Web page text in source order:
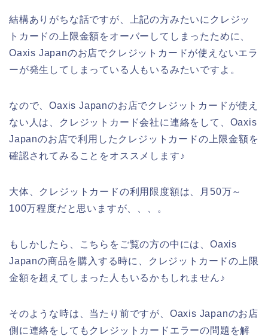
結構ありがちな話ですが、上記の方みたいにクレジッ
トカードの上限金額をオーバーしてしまったために、
Oaxis Japanのお店でクレジットカードが使えないエラ
ーが発生してしまっている人もいるみたいですよ。
なので、Oaxis Japanのお店でクレジットカードが使え
ない人は、クレジットカード会社に連絡をして、Oaxis
Japanのお店で利用したクレジットカードの上限金額を
確認されてみることをオススメします♪
大体、クレジットカードの利用限度額は、月50万～
100万程度だと思いますが、、、。
もしかしたら、こちらをご覧の方の中には、Oaxis
Japanの商品を購入する時に、クレジットカードの上限
金額を超えてしまった人もいるかもしれません♪
そのような時は、当たり前ですが、Oaxis Japanのお店
側に連絡をしてもクレジットカードエラーの問題を解